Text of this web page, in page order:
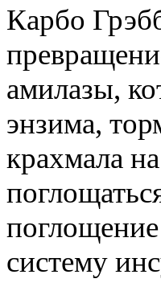
Карбо
амилазы,
энзима,
крахмала
поглощение
систему